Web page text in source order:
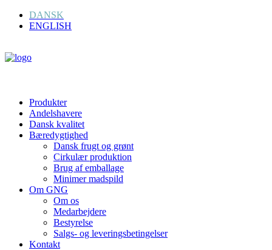
DANSK
ENGLISH
Produkter
Andelshavere
Dansk kvalitet
Bæredygtighed
Dansk frugt og grønt
Cirkulær produktion
Brug af emballage
Minimer madspild
Om GNG
Om os
Medarbejdere
Bestyrelse
Salgs- og leveringsbetingelser
Kontakt